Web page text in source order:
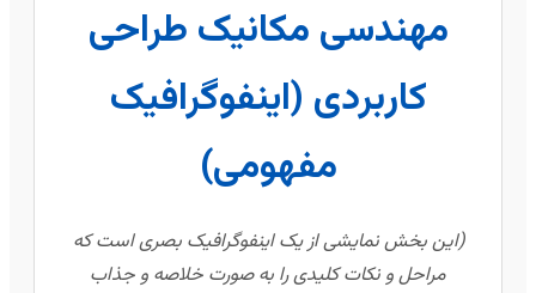
مهندسی مکانیک طراحی
کاربردی (اینفوگرافیک
مفهومی)
(این بخش نمایشی از یک اینفوگرافیک بصری است که
مراحل و نکات کلیدی را به صورت خلاصه و جذاب